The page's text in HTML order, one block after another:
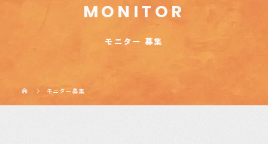
MONITOR
モニター 募集
モニター募集